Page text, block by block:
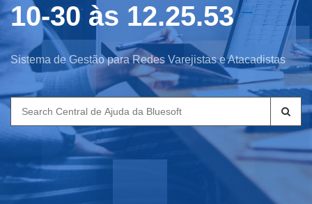
10-30 às 12.25.53
Sistema de Gestão para Redes Varejistas e Atacadistas
Search
for: